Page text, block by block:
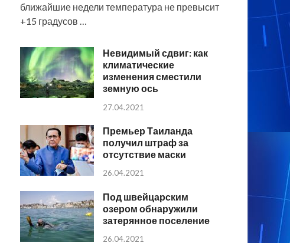
ближайшие недели температура не превысит
+15 градусов …
Невидимый сдвиг: как
климатические
изменения сместили
земную ось
27.04.2021
Премьер Таиланда
получил штраф за
отсутствие маски
26.04.2021
Под швейцарским
озером обнаружили
затерянное поселение
26.04.2021